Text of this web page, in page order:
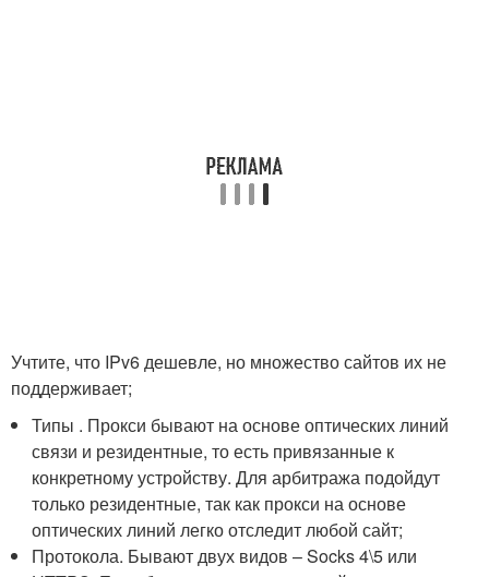
Учтите, что IPv6 дешевле, но множество сайтов их не
поддерживает;
Типы . Прокси бывают на основе оптических линий
связи и резидентные, то есть привязанные к
конкретному устройству. Для арбитража подойдут
только резидентные, так как прокси на основе
оптических линий легко отследит любой сайт;
Протокола. Бывают двух видов – Socks 4\5 или